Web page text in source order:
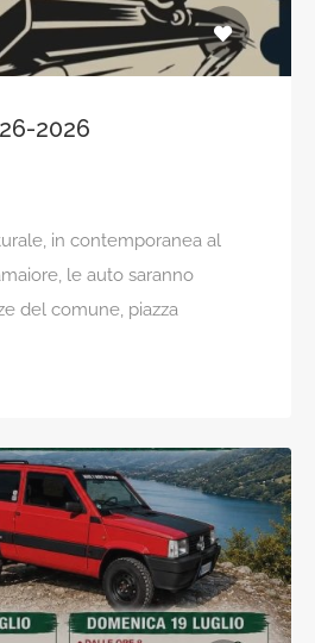
2026
in contemporanea al
le auto saranno
del comune, piazza